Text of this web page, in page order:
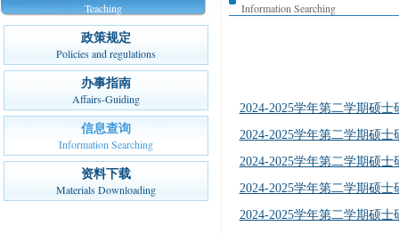
Teaching
政策规定
Policies and regulations
办事指南
Affairs-Guiding
信息查询
Information Searching
资料下载
Materials Downloading
Information Searching
2024-2025学年第二学期硕
2024-2025学年第二学期硕
2024-2025学年第二学期硕
2024-2025学年第二学期硕
2024-2025学年第二学期硕